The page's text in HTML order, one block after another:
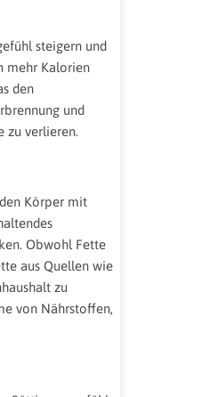
steigern und
mehr Kalorien
den
und
zu verlieren.
Körper mit
Obwohl Fette
aus Quellen wie
zu
von Nährstoffen,